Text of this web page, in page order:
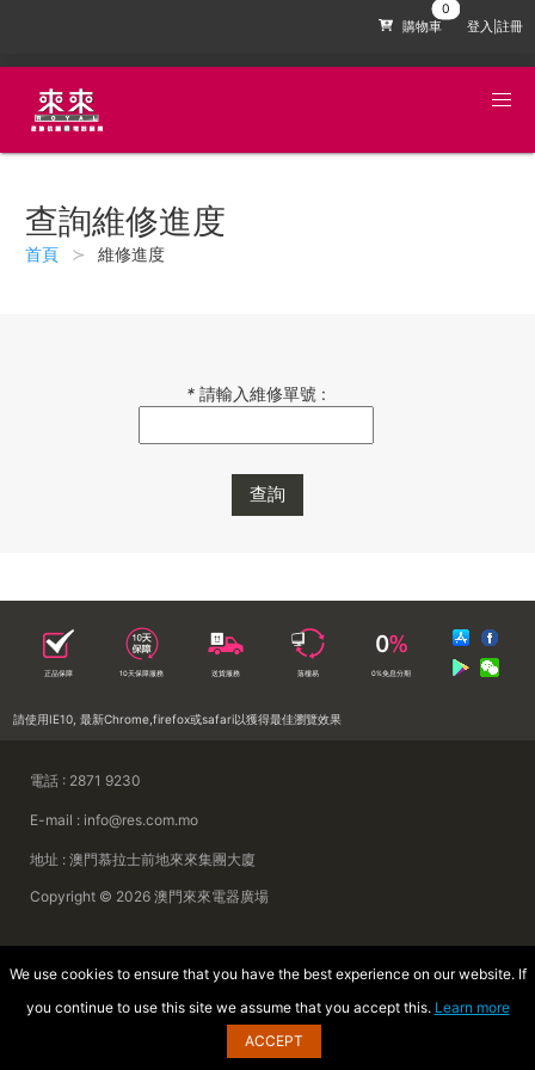
購物車 登入|註冊
查詢維修進度
首頁 維修進度
* 請輸入維修單號 :
查詢
正品保障 10天保障服務 送貨服務 落樓易 0%免息分期
請使用IE10, 最新Chrome,firefox或safari以獲得最佳瀏覽效果
電話 : 2871 9230
E-mail : info@res.com.mo
地址 : 澳門慕拉士前地來來集團大廈
Copyright © 2026 澳門來來電器廣場
We use cookies to ensure that you have the best experience on our website. If
you continue to use this site we assume that you accept this. Learn more
ACCEPT